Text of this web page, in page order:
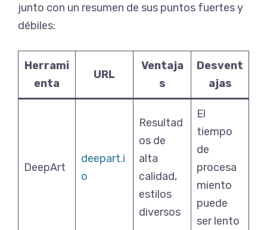
junto con un resumen de sus puntos fuertes y
débiles:
Herrami
enta
URL
Ventaja
s
Desvent
ajas
DeepArt
deepart.i
o
Resultad
os de
alta
calidad,
estilos
diversos
El
tiempo
de
procesa
miento
puede
ser lento